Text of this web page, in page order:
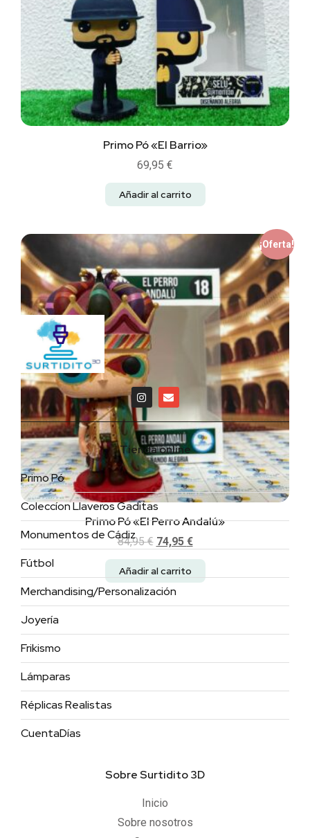
Primo Pó «El Barrio»
69,95 €
Añadir al carrito
¡Oferta!
Primo Pó «El Perro Andalú»
84,95€ 74,95 €
Añadir al carrito
Tienda online
Primo Pó
Coleccíon Llaveros Gaditas
Monumentos de Cádiz
Fútbol
Merchandising/Personalización
Joyería
Frikismo
Lámparas
Réplicas Realistas
CuentaDías
Sobre Surtidito 3D
Inicio
Sobre nosotros